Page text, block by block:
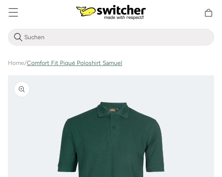
Home/Comfort Fit Piqué Poloshirt Samuel
Produktinformationen
springen